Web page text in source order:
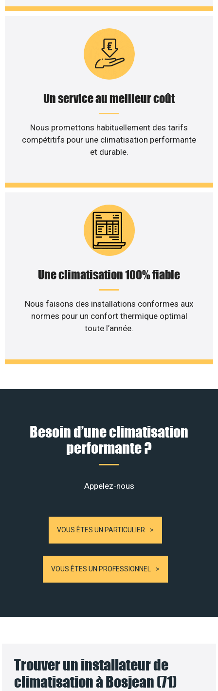
Un service au meilleur coût
Nous promettons habituellement des tarifs
compétitifs pour une climatisation performante
et durable.
Une climatisation 100% fiable
Nous faisons des installations conformes aux
normes pour un confort thermique optimal
toute l’année.
Besoin d’une climatisation
performante ?
Appelez-nous
VOUS ÊTES UN PARTICULIER
VOUS ÊTES UN PROFESSIONNEL
Trouver un installateur de
climatisation à Bosjean (71)